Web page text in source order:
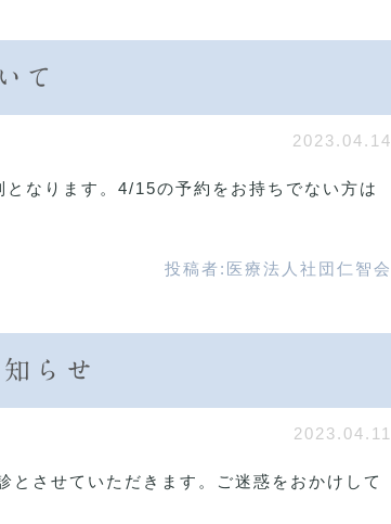
て
2023.04.14
なります。4/15の予約をお持ちでない方は
投稿者: 医療法人社団仁智会
らせ
2023.04.11
させていただきます。ご迷惑をおかけして